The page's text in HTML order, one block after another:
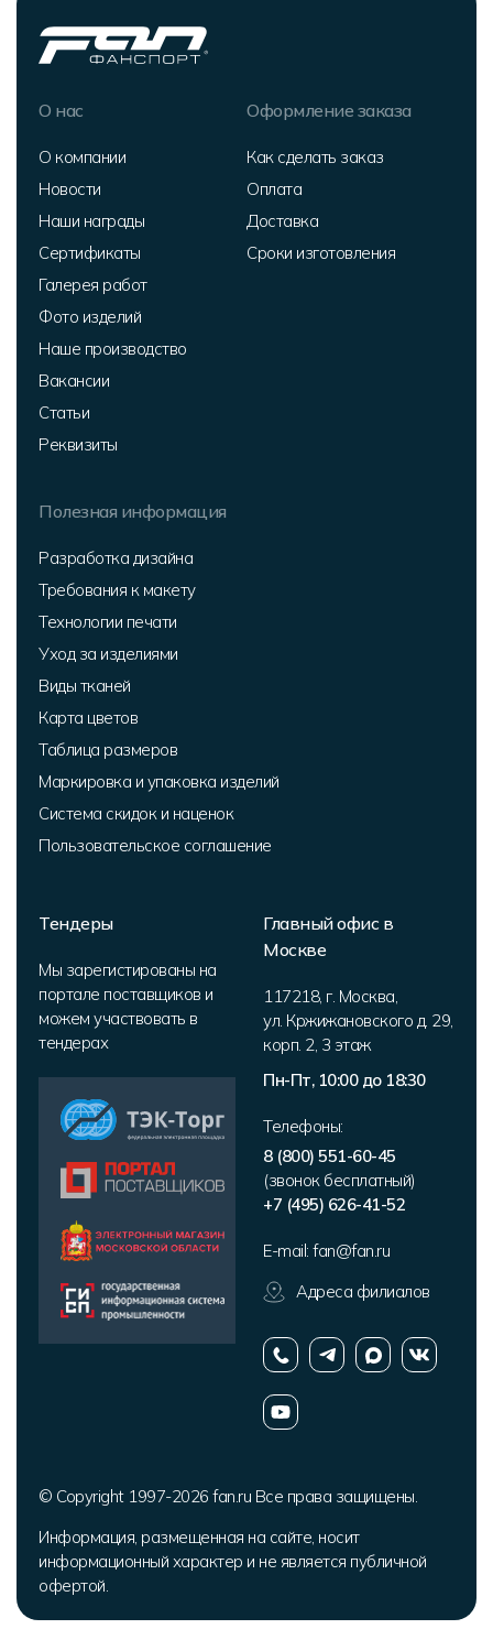
О нас
О компании
Новости
Наши награды
Сертификаты
Галерея работ
Фото изделий
Наше производство
Вакансии
Статьи
Реквизиты
Оформление заказа
Как сделать заказ
Оплата
Доставка
Сроки изготовления
Полезная информация
Разработка дизайна
Требования к макету
Технологии печати
Уход за изделиями
Виды тканей
Карта цветов
Таблица размеров
Маркировка и упаковка изделий
Система скидок и наценок
Пользовательское соглашение
Тендеры
Мы зарегистированы на
портале поставщиков и
можем участвовать в
тендерах
Главный офис в
Москве
117218, г. Москва,
ул. Кржижановского д. 29,
корп. 2, 3 этаж
Пн-Пт, 10:00 до 18:30
Телефоны:
8 (800) 551-60-45
(звонок бесплатный)
+7 (495) 626-41-52
E-mail: fan@fan.ru
Адреса филиалов
© Copyright 1997-2026 fan.ru Все права защищены.
Информация, размещенная на сайте, носит
информационный характер и не является публичной
офертой.